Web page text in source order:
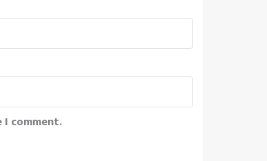
I comment.